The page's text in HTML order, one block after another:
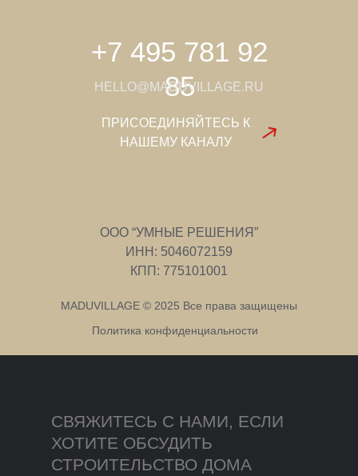
+7 495 781 92
85
HELLO@MADUVILLAGE.RU
MADUVILLAGE © 2025 Все права защищены
Политика конфиденциальности
ПРИСОЕДИНЯЙТЕСЬ К
НАШЕМУ КАНАЛУ
ООО “УМНЫЕ РЕШЕНИЯ”
ИНН: 5046072159
КПП: 775101001
СВЯЖИТЕСЬ С НАМИ, ЕСЛИ
ХОТИТЕ ОБСУДИТЬ
СТРОИТЕЛЬСТВО ДОМА